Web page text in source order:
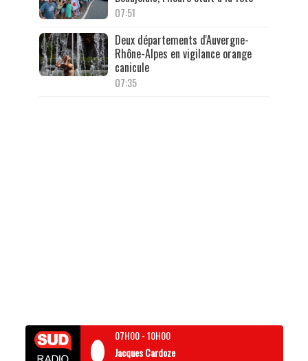
07:51
Deux départements d'Auvergne-
Rhône-Alpes en vigilance orange
canicule
07:35
07H00-10H00
Jacques Cardoze